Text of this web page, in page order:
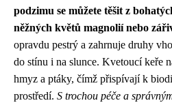
podzimu se můžete těšit z
něžných květů magnolií nebo
opravdu pestrý a zahrnuje druhy
do stínu i na slunce. Kvetoucí keře
hmyz a ptáky, čímž přispívají k
prostředí. S trochou péče a